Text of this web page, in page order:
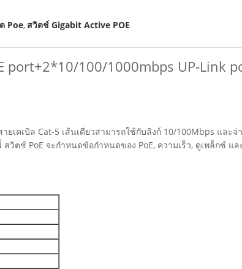
Poe, สวิตช์ Gigabit Active POE
100/1000mbps UP-Link
เคเบิล Cat-5 เส้นเดียวสามารถใช้กับลิงก์ 10/100Mbps และ
ช์ PoE จะกำหนดข้อกำหนดของ PoE, ความเร็ว, ดูเพล็กซ์ แ